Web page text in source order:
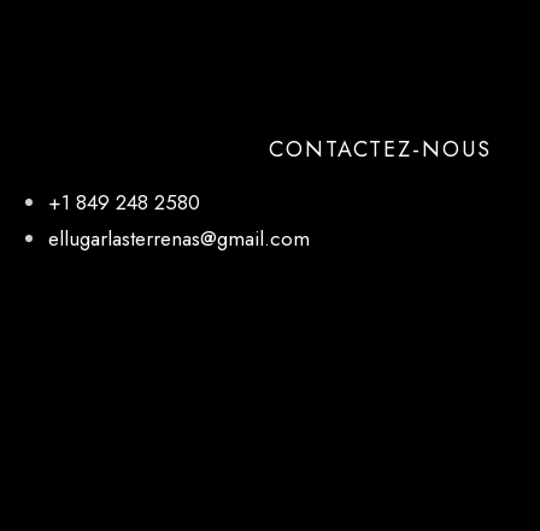
CONTACTEZ-NOUS
+1 849 248 2580
ellugarlasterrenas@gmail.com